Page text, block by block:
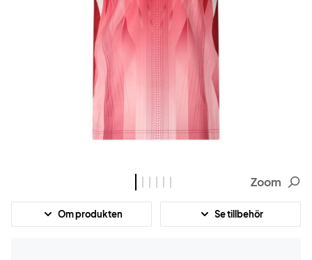
Zoom
Om produkten Se tillbehör